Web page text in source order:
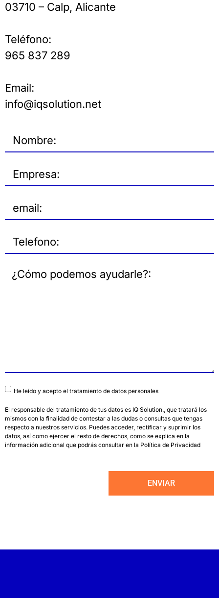
03710 – Calp, Alicante
Teléfono:
965 837 289
Email:
info@iqsolution.net
He leído y acepto el tratamiento de datos personales
El responsable del tratamiento de tus datos es IQ Solution., que tratará los
mismos con la finalidad de contestar a las dudas o consultas que tengas
respecto a nuestros servicios. Puedes acceder, rectificar y suprimir los
datos, así como ejercer el resto de derechos, como se explica en la
información adicional que podrás consultar en la Política de Privacidad
ENVIAR